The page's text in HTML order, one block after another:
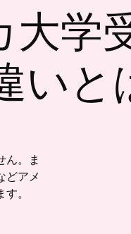
大学
いと
ん。ま
どアメ
。